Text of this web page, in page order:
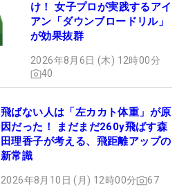
け！ 女子プロが実践するアイ
アン「ダウンブロードリル」
が効果抜群
2026年8月6日 (木) 12時00分
40
飛ばない人は「左カカト体重」が原
因だった！ まだまだ260y飛ばす森
田理香子が考える、飛距離アップの
新常識
2026年8月10日 (月) 12時00分 67